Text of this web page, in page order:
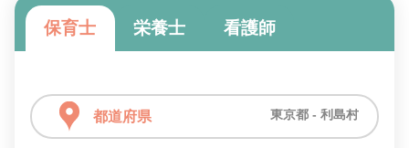
保育士 栄養士 看護師
都道府県 東京都 - 利島村